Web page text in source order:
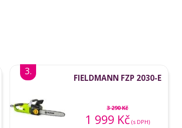
3.
FIELDMANN FZP 2030-E
3 290 Kč
1 999 Kč (s DPH)